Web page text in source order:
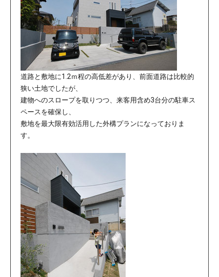
道路と敷地に1.2ｍ程の高低差があり、前面道路は比較的
狭い土地でしたが、
建物へのスロープを取りつつ、来客用含め3台分の駐車ス
ペースを確保し、
敷地を最大限有効活用した外構プランになっておりま
す。